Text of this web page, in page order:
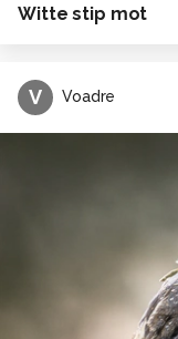
Witte stip mot
V Voadre